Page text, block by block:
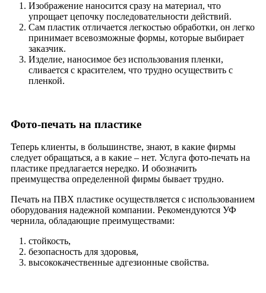
Изображение наносится сразу на материал, что
упрощает цепочку последовательности действий.
Сам пластик отличается легкостью обработки, он легко
принимает всевозможные формы, которые выбирает
заказчик.
Изделие, наносимое без использования пленки,
сливается с красителем, что трудно осуществить с
пленкой.
Фото-печать на пластике
Теперь клиенты, в большинстве, знают, в какие фирмы
следует обращаться, а в какие – нет. Услуга фото-печать на
пластике предлагается нередко. И обозначить
преимущества определенной фирмы бывает трудно.
Печать на ПВХ пластике осуществляется с использованием
оборудования надежной компании. Рекомендуются УФ
чернила, обладающие преимуществами:
стойкость,
безопасность для здоровья,
высококачественные адгезионные свойства.